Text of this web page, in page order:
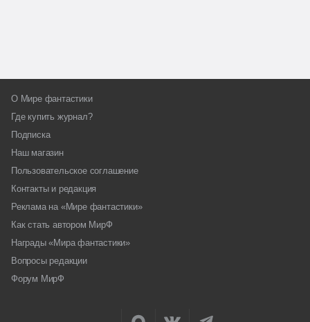
О Мире фантастики
Где купить журнал?
Подписка
Наш магазин
Пользовательское соглашение
Контакты и редакция
Реклама на «Мире фантастики»
Как стать автором МирФ
Награды «Мира фантастики»
Вопросы редакции
Форум МирФ